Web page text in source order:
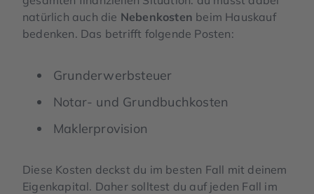
natürlich auch die Nebenkosten beim Hauskauf
bedenken. Das betrifft folgende Posten:
Grunderwerbsteuer
Notar- und Grundbuchkosten
Maklerprovision
Diese Kosten deckst du im besten Fall mit deinem
Eigenkapital. Daher solltest du auf jeden Fall im